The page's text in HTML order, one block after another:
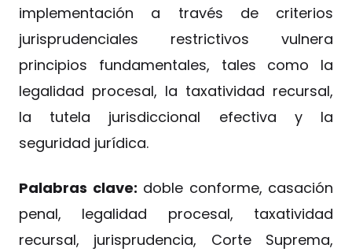
implementación a través de criterios
jurisprudenciales restrictivos vulnera
principios fundamentales, tales como la
legalidad procesal, la taxatividad recursal,
la tutela jurisdiccional efectiva y la
seguridad jurídica.
Palabras clave: doble conforme, casación
penal, legalidad procesal, taxatividad
recursal, jurisprudencia, Corte Suprema,